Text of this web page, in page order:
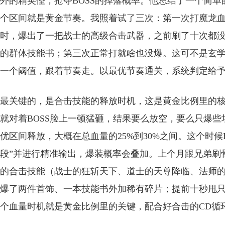
个区间就是黄金节奏。我照着试了三次：第一次打魔龙
时，爆出了一把战士的高级合击武器，之前刷了十次都
的群体技能书；第三次正常打就啥也没爆。这可不是玄
一个阈值，跟着节奏走。以最优节奏通关，系统判定给
最关键的，是合击技能的释放时机，这是黄金比例里的
就对着BOSS脸上一顿猛砸，结果要么放空，要么只爆
优区间释放，大概在总血量的25%到30%之间。这个时
段”并进行精准输出，爆装概率会叠加。上个月跟兄弟
的合击技能（战士的狂斩天下、道士的天尊降临、法师
爆了两件首饰、一本技能书外加稀有碎片；提前十秒甩
个血量时机就是黄金比例里的关键，配合好合击的CD